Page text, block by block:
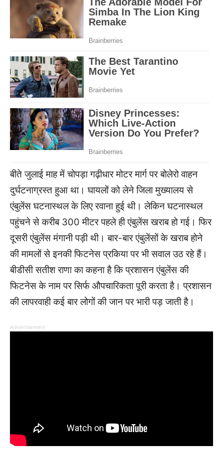
बीते जुलाई माह में चोपड़ा गढ़ीधार मोटर मार्ग पर बोलेरो वाहन
दुर्घटनाग्रस्त हुआ था। घायलों को लेने जिला मुख्यालय से
एंबुलेंस घटनास्थल के लिए रवाना हुई थी। लेकिन घटनास्थल
पहुंचने से करीब 300 मीटर पहले ही एंबुलेंस खराब हो गई। फिर
दूसरी एंबुलेंस मंगानी पड़ी थी। बार-बार एंबुलेंसों के खराब होने
की मामलों से इनकी फिटनेस प्रकिया पर भी सवाल उठ रहे हैं।
बीडीसी सतीश राणा का कहना है कि प्रशासन एंबुलेंस की
फिटनेस के नाम पर सिर्फ औपचारिकता पूरी करता है। प्रशासन
की लापरवाही कई बार लोगों की जान पर भारी पड़ जाती है।
Advertisement